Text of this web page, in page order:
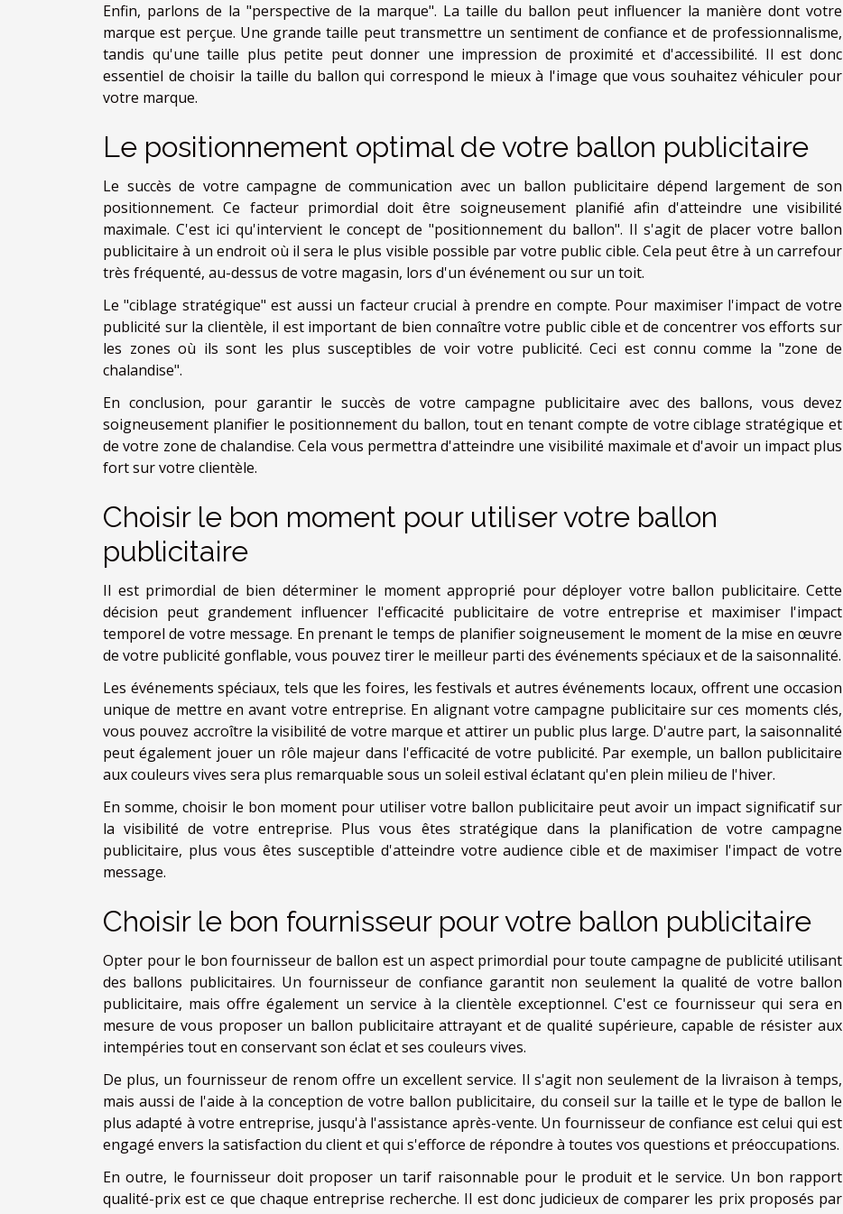
Enfin, parlons de la "perspective de la marque". La taille du ballon peut influencer la manière dont votre
marque est perçue. Une grande taille peut transmettre un sentiment de confiance et de professionnalisme,
tandis qu'une taille plus petite peut donner une impression de proximité et d'accessibilité. Il est donc
essentiel de choisir la taille du ballon qui correspond le mieux à l'image que vous souhaitez véhiculer pour
votre marque.
Le positionnement optimal de votre ballon publicitaire
Le succès de votre campagne de communication avec un ballon publicitaire dépend largement de son
positionnement. Ce facteur primordial doit être soigneusement planifié afin d'atteindre une visibilité
maximale. C'est ici qu'intervient le concept de "positionnement du ballon". Il s'agit de placer votre ballon
publicitaire à un endroit où il sera le plus visible possible par votre public cible. Cela peut être à un carrefour
très fréquenté, au-dessus de votre magasin, lors d'un événement ou sur un toit.
Le "ciblage stratégique" est aussi un facteur crucial à prendre en compte. Pour maximiser l'impact de votre
publicité sur la clientèle, il est important de bien connaître votre public cible et de concentrer vos efforts sur
les zones où ils sont les plus susceptibles de voir votre publicité. Ceci est connu comme la "zone de
chalandise".
En conclusion, pour garantir le succès de votre campagne publicitaire avec des ballons, vous devez
soigneusement planifier le positionnement du ballon, tout en tenant compte de votre ciblage stratégique et
de votre zone de chalandise. Cela vous permettra d'atteindre une visibilité maximale et d'avoir un impact plus
fort sur votre clientèle.
Choisir le bon moment pour utiliser votre ballon
publicitaire
Il est primordial de bien déterminer le moment approprié pour déployer votre ballon publicitaire. Cette
décision peut grandement influencer l'efficacité publicitaire de votre entreprise et maximiser l'impact
temporel de votre message. En prenant le temps de planifier soigneusement le moment de la mise en œuvre
de votre publicité gonflable, vous pouvez tirer le meilleur parti des événements spéciaux et de la saisonnalité.
Les événements spéciaux, tels que les foires, les festivals et autres événements locaux, offrent une occasion
unique de mettre en avant votre entreprise. En alignant votre campagne publicitaire sur ces moments clés,
vous pouvez accroître la visibilité de votre marque et attirer un public plus large. D'autre part, la saisonnalité
peut également jouer un rôle majeur dans l'efficacité de votre publicité. Par exemple, un ballon publicitaire
aux couleurs vives sera plus remarquable sous un soleil estival éclatant qu'en plein milieu de l'hiver.
En somme, choisir le bon moment pour utiliser votre ballon publicitaire peut avoir un impact significatif sur
la visibilité de votre entreprise. Plus vous êtes stratégique dans la planification de votre campagne
publicitaire, plus vous êtes susceptible d'atteindre votre audience cible et de maximiser l'impact de votre
message.
Choisir le bon fournisseur pour votre ballon publicitaire
Opter pour le bon fournisseur de ballon est un aspect primordial pour toute campagne de publicité utilisant
des ballons publicitaires. Un fournisseur de confiance garantit non seulement la qualité de votre ballon
publicitaire, mais offre également un service à la clientèle exceptionnel. C'est ce fournisseur qui sera en
mesure de vous proposer un ballon publicitaire attrayant et de qualité supérieure, capable de résister aux
intempéries tout en conservant son éclat et ses couleurs vives.
De plus, un fournisseur de renom offre un excellent service. Il s'agit non seulement de la livraison à temps,
mais aussi de l'aide à la conception de votre ballon publicitaire, du conseil sur la taille et le type de ballon le
plus adapté à votre entreprise, jusqu'à l'assistance après-vente. Un fournisseur de confiance est celui qui est
engagé envers la satisfaction du client et qui s'efforce de répondre à toutes vos questions et préoccupations.
En outre, le fournisseur doit proposer un tarif raisonnable pour le produit et le service. Un bon rapport
qualité-prix est ce que chaque entreprise recherche. Il est donc judicieux de comparer les prix proposés par